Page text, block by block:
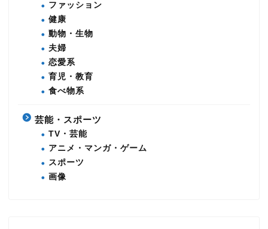
ファッション
健康
動物・生物
夫婦
恋愛系
育児・教育
食べ物系
芸能・スポーツ
TV・芸能
アニメ・マンガ・ゲーム
スポーツ
画像